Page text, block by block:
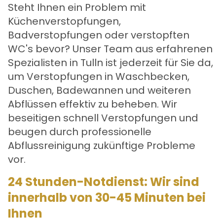
Steht Ihnen ein Problem mit
Küchenverstopfungen,
Badverstopfungen oder verstopften
WC's bevor? Unser Team aus erfahrenen
Spezialisten in Tulln ist jederzeit für Sie da,
um Verstopfungen in Waschbecken,
Duschen, Badewannen und weiteren
Abflüssen effektiv zu beheben. Wir
beseitigen schnell Verstopfungen und
beugen durch professionelle
Abflussreinigung zukünftige Probleme
vor.
24 Stunden-Notdienst: Wir sind
innerhalb von 30-45 Minuten bei
Ihnen